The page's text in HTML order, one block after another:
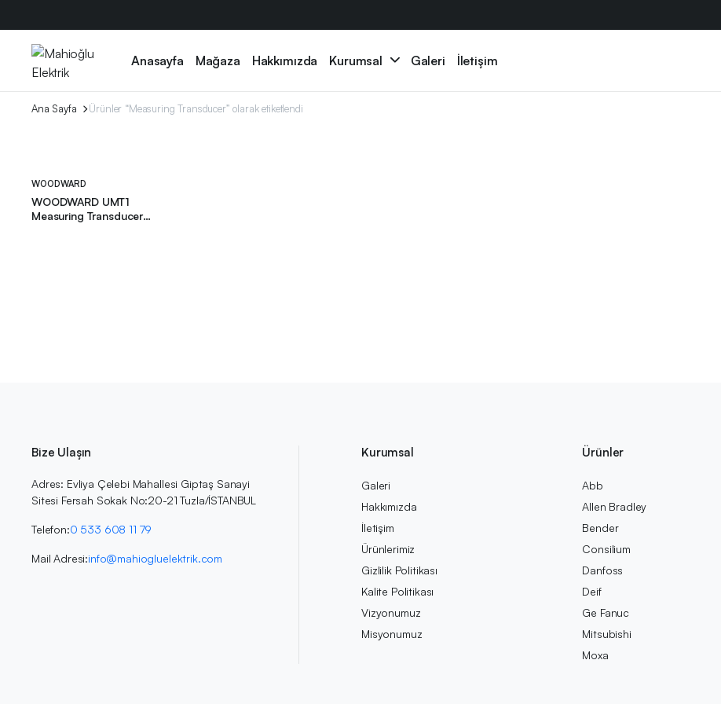
Anasayfa Mağaza Hakkımızda Kurumsal Galeri İletişim
Ana Sayfa Ürünler “Measuring Transducer” olarak etiketlendi
WOODWARD
WOODWARD UMT1
Measuring Transducer
Bize Ulaşın
Adres: Evliya Çelebi Mahallesi Giptaş Sanayi
Sitesi Fersah Sokak No:20-21 Tuzla/İSTANBUL
Telefon:0 533 608 11 79
Mail Adresi:info@mahiogluelektrik.com
Kurumsal
Galeri
Hakkımızda
İletişim
Ürünlerimiz
Gizlilik Politikası
Kalite Politikası
Vizyonumuz
Misyonumuz
Ürünler
Abb
Allen Bradley
Bender
Consilium
Danfoss
Deif
Ge Fanuc
Mitsubishi
Moxa